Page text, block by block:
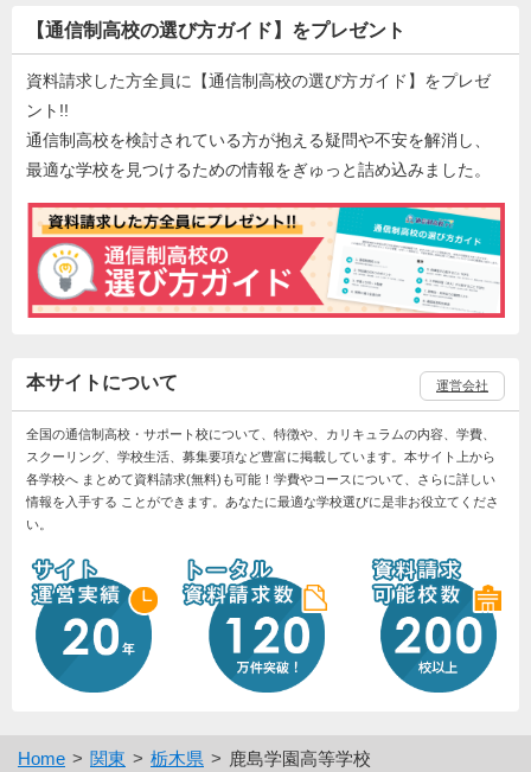
【通信制高校の選び方ガイド】をプレゼント
資料請求した方全員に【通信制高校の選び方ガイド】をプレゼ
ント!!
通信制高校を検討されている方が抱える疑問や不安を解消し、
最適な学校を見つけるための情報をぎゅっと詰め込みました。
本サイトについて 運営会社
全国の通信制高校・サポート校について、特徴や、カリキュラムの内容、学費、
スクーリング、学校生活、募集要項など豊富に掲載しています。本サイト上から
各学校へ まとめて資料請求(無料)も可能！学費やコースについて、さらに詳しい
情報を入手する ことができます。あなたに最適な学校選びに是非お役立てくださ
い。
Home 関東 栃木県 鹿島学園高等学校